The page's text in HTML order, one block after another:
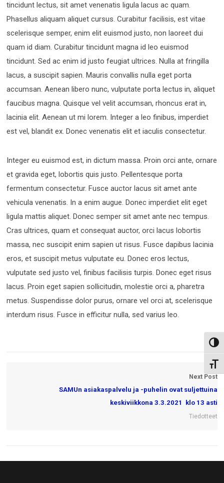
tincidunt lectus, sit amet venenatis ligula lacus ac quam.
Phasellus aliquam aliquet cursus. Curabitur facilisis, est vitae
scelerisque semper, enim elit euismod justo, non laoreet dui
quam id diam. Curabitur tincidunt magna id leo euismod
tincidunt. Sed ac enim id justo feugiat ultrices. Nulla at fringilla
lacus, a suscipit sapien. Mauris convallis nulla eget porta
accumsan. Aenean libero nunc, vulputate porta lectus in, aliquet
faucibus magna. Quisque vel velit accumsan, rhoncus erat in,
lacinia elit. Aenean ut mi lorem. Integer a leo finibus, imperdiet
est vel, blandit ex. Donec venenatis elit et iaculis consectetur.
Integer eu euismod est, in dictum massa. Proin orci ante, ornare
et gravida eget, lobortis quis justo. Pellentesque porta
fermentum consectetur. Fusce auctor lacus sit amet ante
vehicula venenatis. In a enim augue. Donec imperdiet elit eget
ligula mattis aliquet. Donec semper sit amet ante nec tempus.
Cras ultrices, quam et consequat auctor, orci lacus lobortis
massa, nec suscipit enim sapien ut risus. Fusce dapibus lacinia
eros, et suscipit metus vulputate eu. Donec eros lectus,
vulputate sed justo vel, finibus facilisis turpis. Donec eget risus
lacus. Proin eget sapien sollicitudin, molestie orci a, pharetra
metus. Suspendisse dolor purus, ornare vel orci at, scelerisque
interdum risus. Fusce in efficitur nulla, sed varius leo.
Next Post
SAMUn asiakaspalvelu ja -puhelin ovat suljettuina
keskiviikkona 3.3.2021 klo 13 asti
Tiedotteet